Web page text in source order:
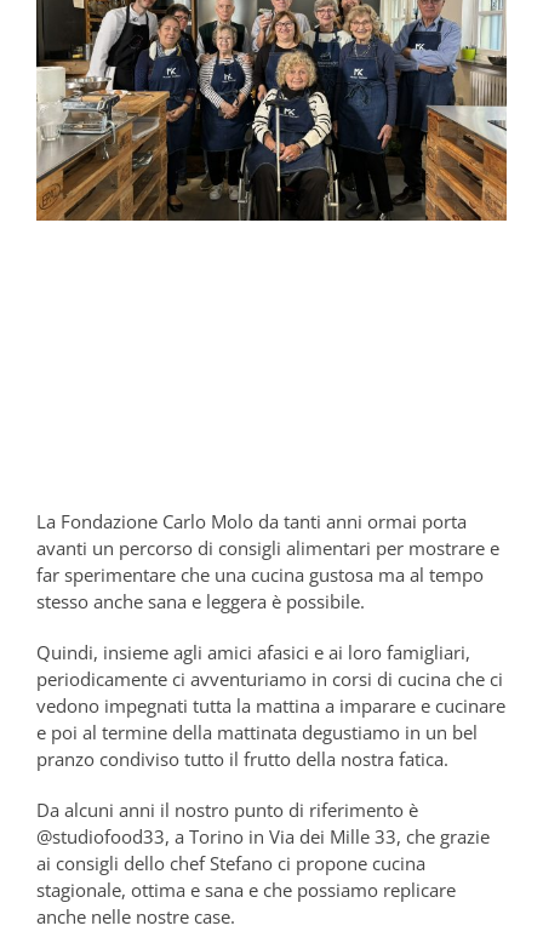
La Fondazione Carlo Molo da tanti anni ormai porta
avanti un percorso di consigli alimentari per mostrare e
far sperimentare che una cucina gustosa ma al tempo
stesso anche sana e leggera è possibile.
Quindi, insieme agli amici afasici e ai loro famigliari,
periodicamente ci avventuriamo in corsi di cucina che ci
vedono impegnati tutta la mattina a imparare e cucinare
e poi al termine della mattinata degustiamo in un bel
pranzo condiviso tutto il frutto della nostra fatica.
Da alcuni anni il nostro punto di riferimento è
@studiofood33, a Torino in Via dei Mille 33, che grazie
ai consigli dello chef Stefano ci propone cucina
stagionale, ottima e sana e che possiamo replicare
anche nelle nostre case.